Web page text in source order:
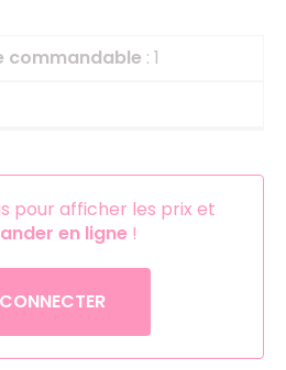
commandable : 1
pour afficher les prix et
en ligne !